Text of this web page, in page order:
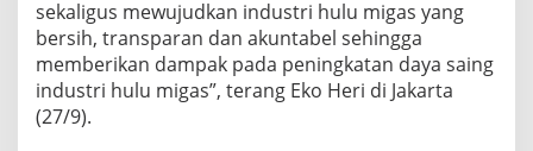
sekaligus mewujudkan industri hulu migas yang
bersih, transparan dan akuntabel sehingga
memberikan dampak pada peningkatan daya saing
industri hulu migas”, terang Eko Heri di Jakarta
(27/9).